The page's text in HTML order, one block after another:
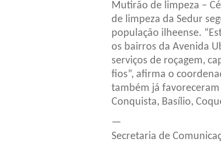
Mutirão de limpeza –
de limpeza da Sedur
população ilheense.
os bairros da Avenida
serviços de roçagem,
fios”, afirma o
também já
Conquista, Basílio,
—
Secretaria de